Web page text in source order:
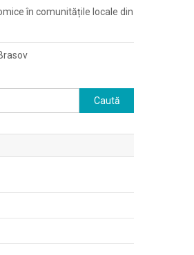
în comunitățile locale din
Caută
după: